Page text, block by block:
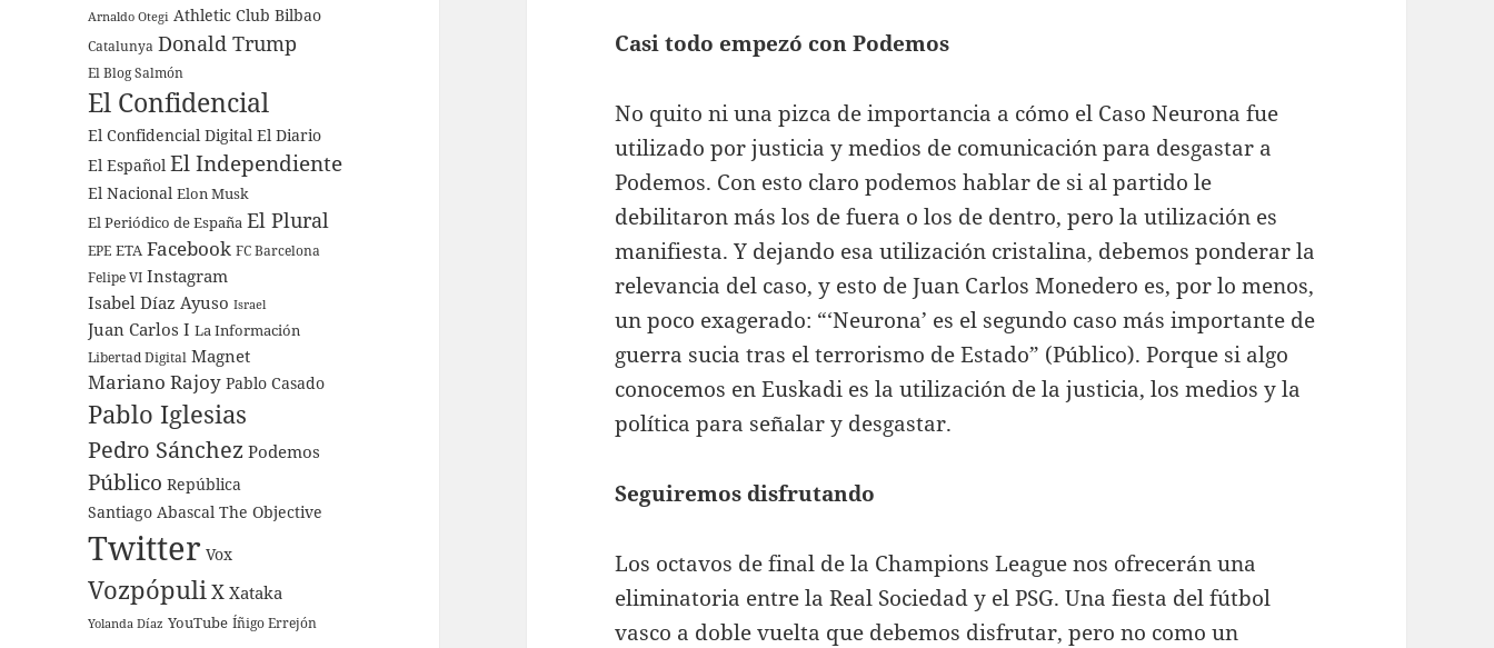
Arnaldo Otegi Athletic Club Bilbao
Catalunya Donald Trump
El Blog Salmón
El Confidencial
El Confidencial Digital El Diario
El Español El Independiente
El Nacional Elon Musk
El Periódico de España El Plural
EPE ETA Facebook FC Barcelona
Felipe VI Instagram
Isabel Díaz Ayuso Israel
Juan Carlos I La Información
Libertad Digital Magnet
Mariano Rajoy Pablo Casado
Pablo Iglesias
Pedro Sánchez Podemos
Público República
Santiago Abascal The Objective
Twitter Vox
Vozpópuli X Xataka
Yolanda Díaz YouTube Íñigo Errejón
Casi todo empezó con Podemos
No quito ni una pizca de importancia a cómo el Caso Neurona fue
utilizado por justicia y medios de comunicación para desgastar a
Podemos. Con esto claro podemos hablar de si al partido le
debilitaron más los de fuera o los de dentro, pero la utilización es
manifiesta. Y dejando esa utilización cristalina, debemos ponderar la
relevancia del caso, y esto de Juan Carlos Monedero es, por lo menos,
un poco exagerado: “‘Neurona’ es el segundo caso más importante de
guerra sucia tras el terrorismo de Estado” (Público). Porque si algo
conocemos en Euskadi es la utilización de la justicia, los medios y la
política para señalar y desgastar.
Seguiremos disfrutando
Los octavos de final de la Champions League nos ofrecerán una
eliminatoria entre la Real Sociedad y el PSG. Una fiesta del fútbol
vasco a doble vuelta que debemos disfrutar, pero no como un